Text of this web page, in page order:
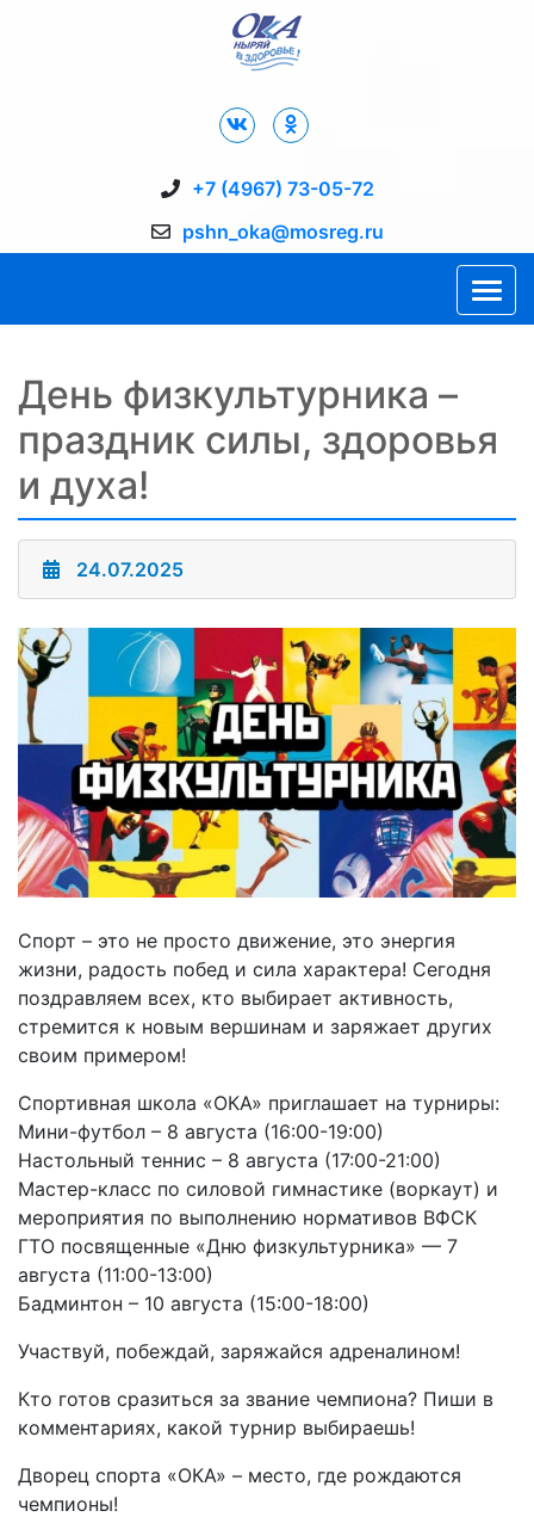
+7 (4967) 73-05-72
pshn_oka@mosreg.ru
День физкультурника –
праздник силы, здоровья
и духа!
24.07.2025
Спорт – это не просто движение, это энергия
жизни, радость побед и сила характера! Сегодня
поздравляем всех, кто выбирает активность,
стремится к новым вершинам и заряжает других
своим примером!
Спортивная школа «ОКА» приглашает на турниры:
Мини-футбол – 8 августа (16:00-19:00)
Настольный теннис – 8 августа (17:00-21:00)
Мастер-класс по силовой гимнастике (воркаут) и
мероприятия по выполнению нормативов ВФСК
ГТО посвященные «Дню физкультурника» — 7
августа (11:00-13:00)
Бадминтон – 10 августа (15:00-18:00)
Участвуй, побеждай, заряжайся адреналином!
Кто готов сразиться за звание чемпиона? Пиши в
комментариях, какой турнир выбираешь!
Дворец спорта «ОКА» – место, где рождаются
чемпионы!